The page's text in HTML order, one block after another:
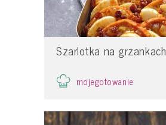
Szarlotka na grzankach
mojegotowanie